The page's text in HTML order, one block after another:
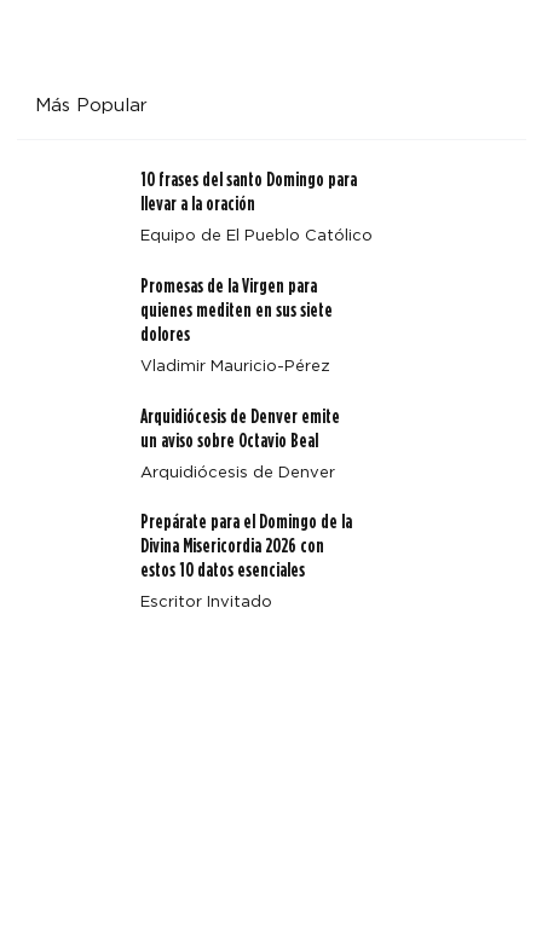
Más Popular
10 frases del santo Domingo para
llevar a la oración
Equipo de El Pueblo Católico
Promesas de la Virgen para
quienes mediten en sus siete
dolores
Vladimir Mauricio-Pérez
Arquidiócesis de Denver emite
un aviso sobre Octavio Beal
Arquidiócesis de Denver
Prepárate para el Domingo de la
Divina Misericordia 2026 con
estos 10 datos esenciales
Escritor Invitado